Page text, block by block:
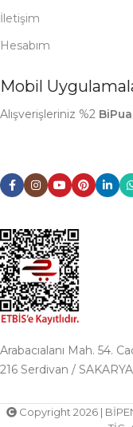
İletişim
Hesabım
Mobil
Alışverişleriniz %2
Arabacıalanı Mah. 54.
216 Serdivan / SAKARYA
Copyright 2026 |